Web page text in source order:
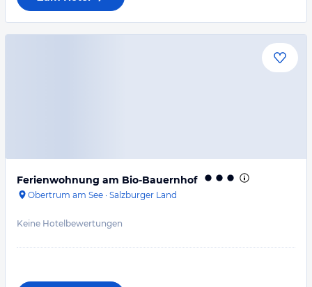
Ferienwohnung am Bio-Bauernhof
Obertrum am See · Salzburger Land
Keine Hotelbewertungen